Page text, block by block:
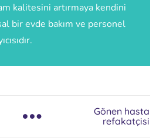
kalitesini artırmaya kendini
bir evde bakım ve personel
Gönen hasta
refakatçisi